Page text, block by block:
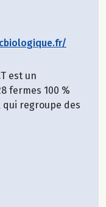
est un
fermes 100 %
qui regroupe des